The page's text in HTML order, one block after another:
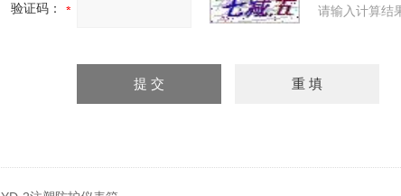
验证码： 请输入计算结